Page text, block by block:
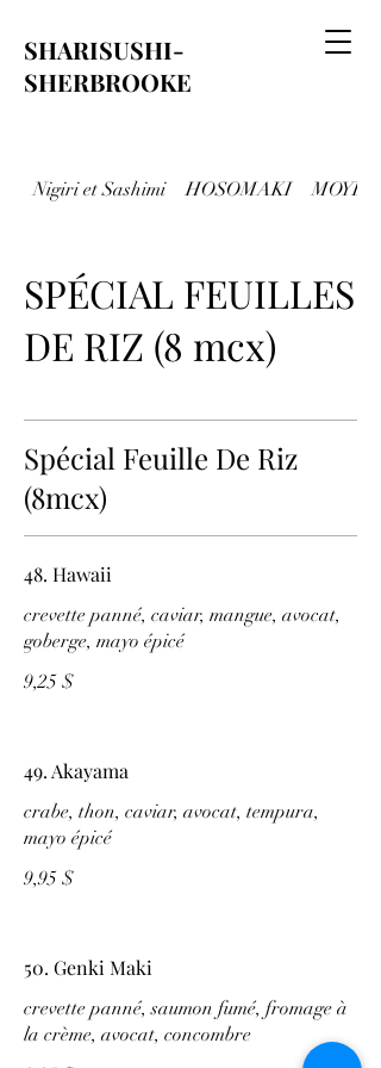
SHARISUSHI-
SHERBROOKE
Nigiri et Sashimi HOSOMAKI MOYEN
SPÉCIAL FEUILLES
DE RIZ (8 mcx)
Spécial Feuille De Riz
(8mcx)
48. Hawaii
crevette panné, caviar, mangue, avocat,
goberge, mayo épicé
9,25 $
49. Akayama
crabe, thon, caviar, avocat, tempura,
mayo épicé
9,95 $
50. Genki Maki
crevette panné, saumon fumé, fromage à
la crème, avocat, concombre